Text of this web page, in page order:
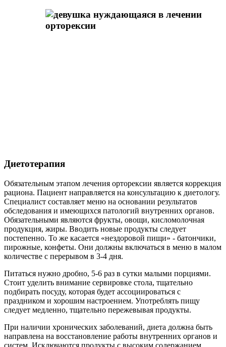
Диетотерапия
Обязательным этапом лечения орторексии является коррекция
рациона. Пациент направляется на консультацию к диетологу.
Специалист составляет меню на основании результатов
обследования и имеющихся патологий внутренних органов.
Обязательными являются фрукты, овощи, кисломолочная
продукция, жиры. Вводить новые продукты следует
постепенно. То же касается «нездоровой пищи» - батончики,
пирожные, конфеты. Они должны включаться в меню в малом
количестве с перерывом в 3-4 дня.
Питаться нужно дробно, 5-6 раз в сутки малыми порциями.
Стоит уделить внимание сервировке стола, тщательно
подбирать посуду, которая будет ассоциироваться с
праздником и хорошим настроением. Употреблять пищу
следует медленно, тщательно пережевывая продукты.
При наличии хронических заболеваний, диета должна быть
направлена на восстановление работы внутренних органов и
систем. Исключаются продукты с высоким содержанием